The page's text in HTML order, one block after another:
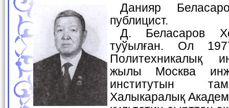
Данияр Беласаров—жазыўшы хәм
публицист.
Д. Беласаров Хожели районында
туўылған. Ол
Политехникалық
жылы Москва
институтын
Халыкаралық